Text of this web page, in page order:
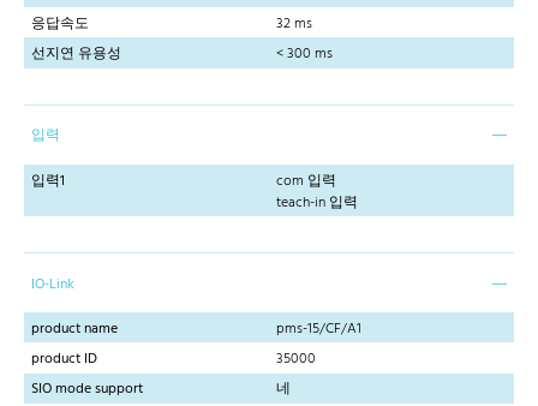
응답속도
32 ms
선지연 유용성
< 300 ms
입력
입력1
com 입력
teach-in 입력
IO-Link
product name
pms-15/CF/A1
product ID
35000
SIO mode support
네